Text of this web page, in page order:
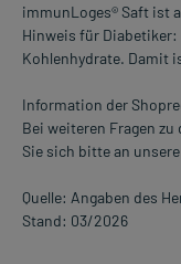
immunLoges® Saft ist
Hinweis für Diabetiker:
Kohlenhydrate. Damit
Information der
Bei weiteren Fragen
Sie sich bitte an unsere
Quelle: Angaben des
Stand: 03/2026